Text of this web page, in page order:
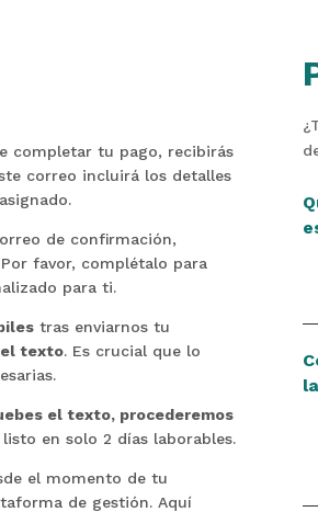
completar tu pago, recibirás
correo incluirá los detalles
de confirmación,
favor, complétalo para
para ti.
tras enviarnos tu
el texto. Es crucial que lo
el texto, procederemos
en solo 2 días laborables.
el momento de tu
de gestión. Aquí